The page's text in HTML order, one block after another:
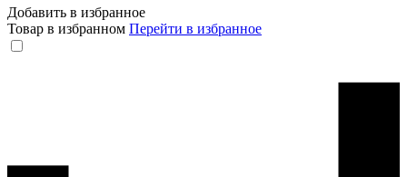
Добавить в избранное
Товар в избранном Перейти в избранное